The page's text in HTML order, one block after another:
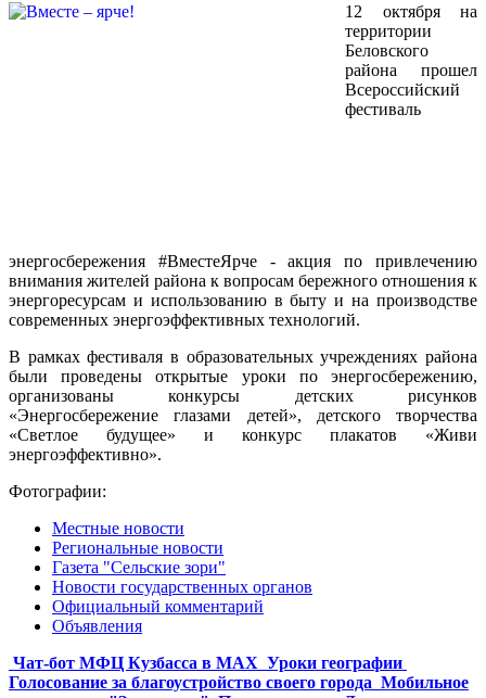
12 октября на
территории
Беловского
района прошел
Всероссийский
фестиваль
энергосбережения #ВместеЯрче - акция по привлечению
внимания жителей района к вопросам бережного отношения к
энергоресурсам и использованию в быту и на производстве
современных энергоэффективных технологий.
В рамках фестиваля в образовательных учреждениях района
были проведены открытые уроки по энергосбережению,
организованы конкурсы детских рисунков
«Энергосбережение глазами детей», детского творчества
«Светлое будущее» и конкурс плакатов «Живи
энергоэффективно».
Фотографии:
Местные новости
Региональные новости
Газета "Сельские зори"
Новости государственных органов
Официальный комментарий
Объявления
Чат-бот МФЦ Кузбасса в MAX Уроки географии
Голосование за благоустройство своего города Мобильное